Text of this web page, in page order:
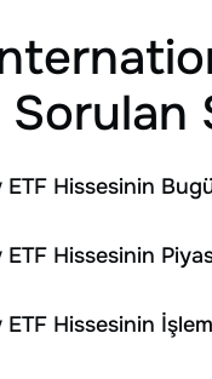
Hissesinin
Hissesinin
Hissesinin